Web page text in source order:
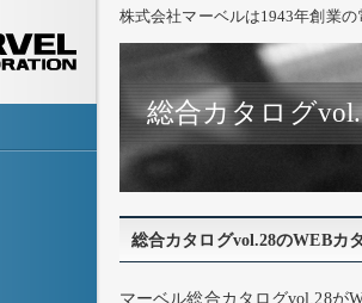
株式会社マーベルは1943年創業
総合カタログ
総合カタログvol.28のWEBカ
マーベル総合カタログvol.28が